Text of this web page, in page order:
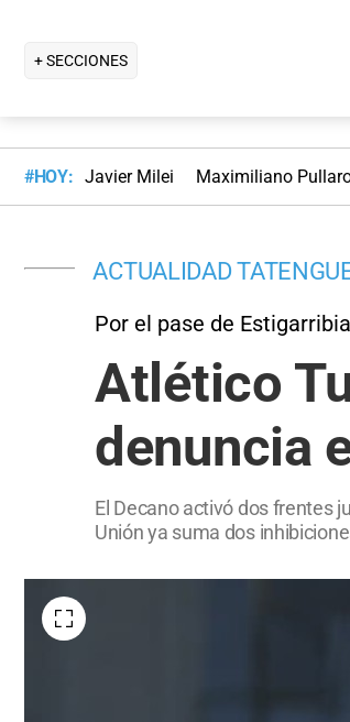
+ SECCIONES
#HOY: Javier Milei Maximiliano
ACTUALIDAD
Por el pase de Estigarribia
Atlético
denuncia
El Decano activó dos frentes
Unión ya suma dos